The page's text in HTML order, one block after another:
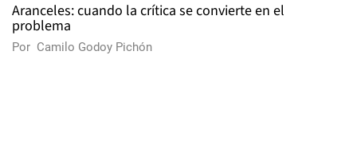
Aranceles: cuando la crítica se convierte en el
problema
Por Camilo Godoy Pichón